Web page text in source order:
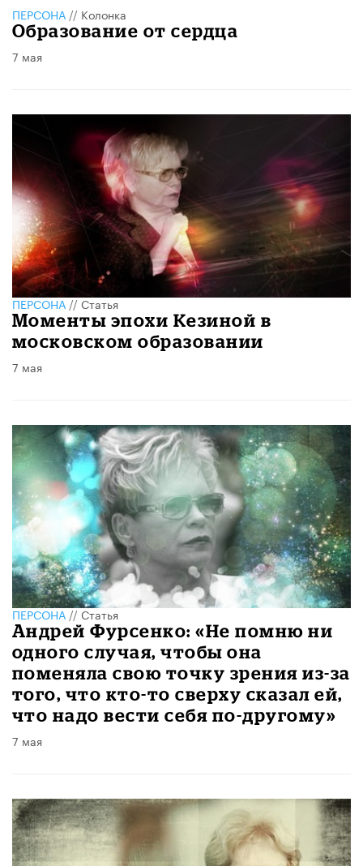
ПЕРСОНА // Колонка
Образование от сердца
7 мая
ПЕРСОНА//Статья
Моменты эпохи Кезиной в
московском образовании
7 мая
ПЕРСОНА//Статья
Андрей Фурсенко: «Не помню ни
одного случая, чтобы она
поменяла свою точку зрения из-за
того, что кто-то сверху сказал ей,
что надо вести себя по-другому»
7 мая